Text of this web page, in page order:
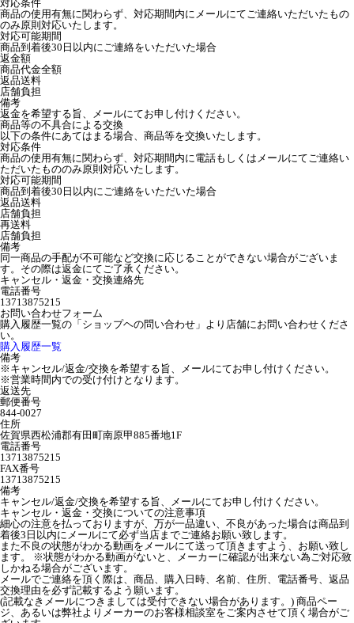
対応条件
商品の使用有無に関わらず、対応期間内にメールにてご連絡いただいたもの
のみ原則対応いたします。
対応可能期間
商品到着後30日以内にご連絡をいただいた場合
返金額
商品代金全額
返品送料
店舗負担
備考
返金を希望する旨、メールにてお申し付けください。
商品等の不具合による交換
以下の条件にあてはまる場合、商品等を交換いたします。
対応条件
商品の使用有無に関わらず、対応期間内に電話もしくはメールにてご連絡い
ただいたもののみ原則対応いたします。
対応可能期間
商品到着後30日以内にご連絡をいただいた場合
返品送料
店舗負担
再送料
店舗負担
備考
同一商品の手配が不可能など交換に応じることができない場合がございま
す。その際は返金にてご了承ください。
キャンセル・返金・交換連絡先
電話番号
13713875215
お問い合わせフォーム
購入履歴一覧の「ショップヘの問い合わせ」より店舗にお問い合わせくださ
い。
購入履歴一覧
備考
※キャンセル/返金/交換を希望する旨、メールにてお申し付けください。
※営業時間内での受け付けとなります。
返送先
郵便番号
844-0027
住所
佐賀県西松浦郡有田町南原甲885番地1F
電話番号
13713875215
FAX番号
13713875215
備考
キャンセル/返金/交換を希望する旨、メールにてお申し付けください。
キャンセル・返金・交換についての注意事項
細心の注意を払っておりますが、万が一品違い、不良があった場合は商品到
着後3日以内にメールにて必ず当店までご連絡お願い致します。
また不良の状態がわかる動画をメールにて送って頂きますよう、お願い致し
ます。 ※状態がわかる動画がないと、メーカーに確認が出来ない為ご対応致
しかねる場合がございます。
メールでご連絡を頂く際は、商品、購入日時、名前、住所、電話番号、返品
交換理由を必ず記載するよう願います。
(記載なきメールにつきましては受付できない場合があります。) 商品ペー
ジ、あるいは弊社よりメーカーのお客様相談室をご案内させて頂く場合がご